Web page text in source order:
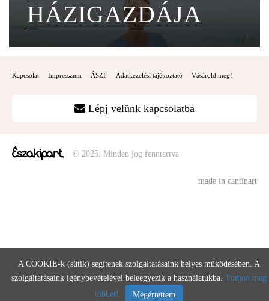
HÁZIGAZDÁJA
Kapcsolat Impresszum ÁSZF Adatkezelési tájékoztató Vásárold meg!
Lépj velünk kapcsolatba
© 2025. Minden jog fenntartva
made in cantinart
A COOKIE-k (sütik) segítenek szolgáltatásaink helyes működésében. A
szolgáltatásaink igénybevételével beleegyezik a használatukba. Tudjon meg
többet!
Megértettem